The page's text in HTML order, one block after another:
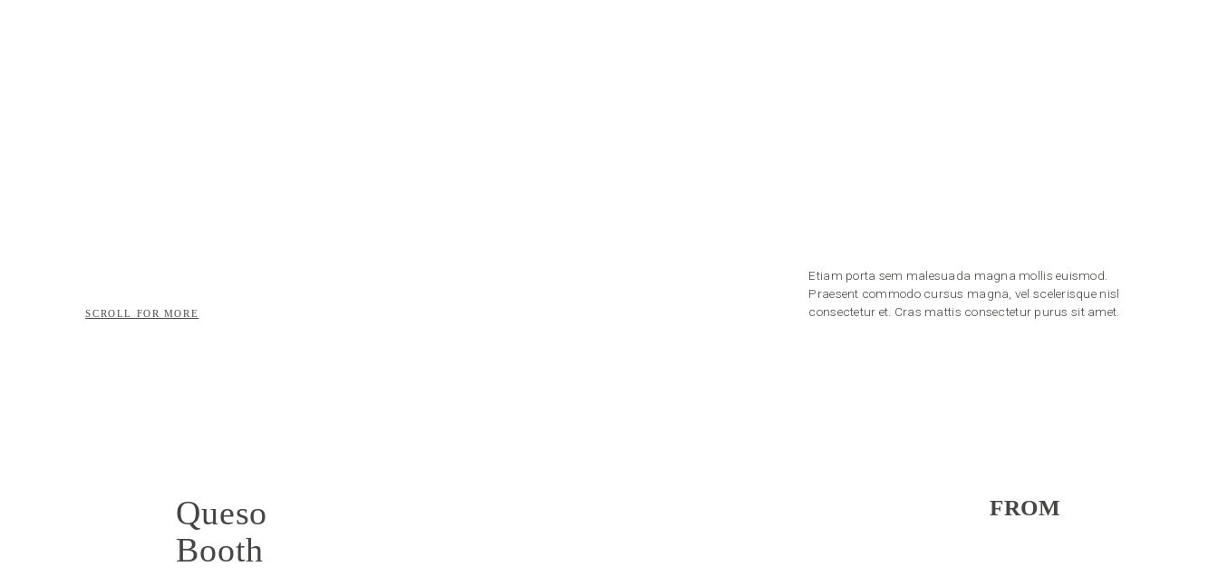
Etiam porta sem malesuada magna mollis euismod.
Praesent commodo cursus magna, vel scelerisque nisl
consectetur et. Cras mattis consectetur purus sit amet.
SCROLL FOR MORE
FROM
Queso
Booth